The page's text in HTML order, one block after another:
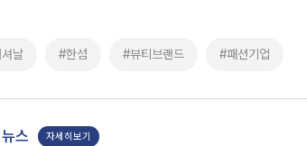
날 #한섬 #뷰티브랜드 #패션기업
스 자세히보기